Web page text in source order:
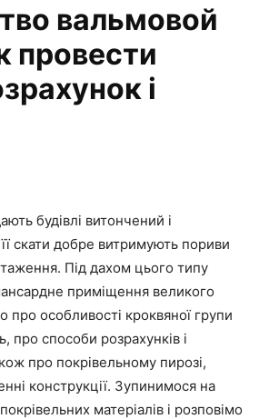
вальмовой
провести
і
будівлі витончений і
скати добре витримують пориви
Під дахом цього типу
приміщення великого
про особливості кроквяної групи
про способи розрахунків і
про покрівельному пирозі,
конструкції. Зупинимося на
матеріалів і розповімо